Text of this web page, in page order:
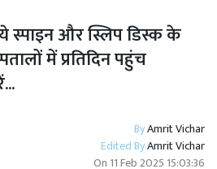
स्पाइन और स्लिप डिस्क के
में प्रतिदिन पहुंच
ByAmrit Vichar
Edited ByAmrit Vichar
On 11 Feb 2025 15:03:36